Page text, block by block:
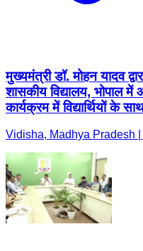
मुख्यमंत्री डॉ. मोहन यादव
शासकीय विद्यालय, भोपाल
कार्यक्रम में विद्यार्थियों के
Vidisha, Madhya Pradesh